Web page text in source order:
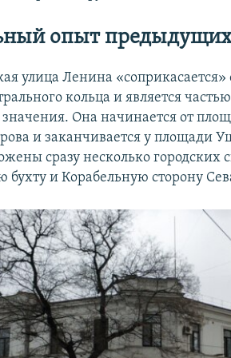
опыт предыдущих
улица Ленина
кольца и является
значения. Она начинается от
и заканчивается у площади
сразу несколько городских
и Корабельную сторону